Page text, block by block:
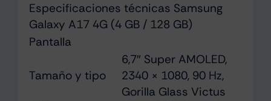
Especificaciones técnicas Samsung
Galaxy A17 4G (4 GB / 128 GB)
Pantalla
Tamaño y tipo
6,7″ Super AMOLED,
2340 × 1080, 90 Hz,
Gorilla Glass Victus